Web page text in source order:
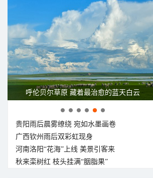
呼伦贝尔草原 藏着最治愈的蓝天白云
贵阳雨后晨雾缭绕 宛如水墨画卷
广西钦州雨后双彩虹现身
河南洛阳“花海”上线 美景引客来
秋来栾树红 枝头挂满“胭脂果”